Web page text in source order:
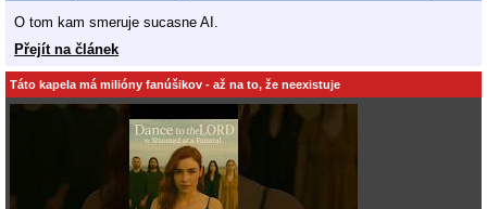
O tom kam smeruje sucasne AI.
Přejít na článek
Táto kapela má milióny fanúšikov - až na to, že neexistuje